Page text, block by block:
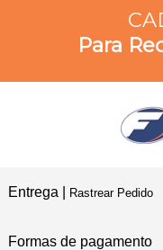
Para
Entrega | Rastrear Pedido
Formas de pagamento